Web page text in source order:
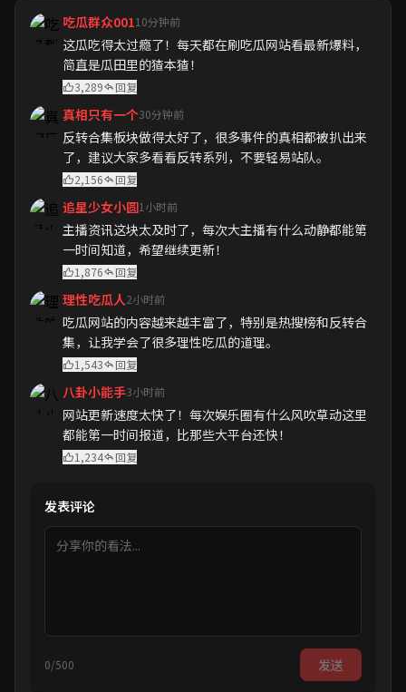
吃瓜群众00110分钟前
这瓜吃得太过瘾了！每天都在刷吃瓜网站看最新爆料，
简直是瓜田里的猹本猹！
3,289 回复
真相只有一个30分钟前
反转合集板块做得太好了，很多事件的真相都被扒出来
了，建议大家多看看反转系列，不要轻易站队。
2,156 回复
追星少女小圆1小时前
主播资讯这块太及时了，每次大主播有什么动静都能第
一时间知道，希望继续更新！
1,876 回复
理性吃瓜人2小时前
吃瓜网站的内容越来越丰富了，特别是热搜榜和反转合
集，让我学会了很多理性吃瓜的道理。
1,543 回复
八卦小能手3小时前
网站更新速度太快了！每次娱乐圈有什么风吹草动这里
都能第一时间报道，比那些大平台还快！
1,234 回复
发表评论
0/500 发送